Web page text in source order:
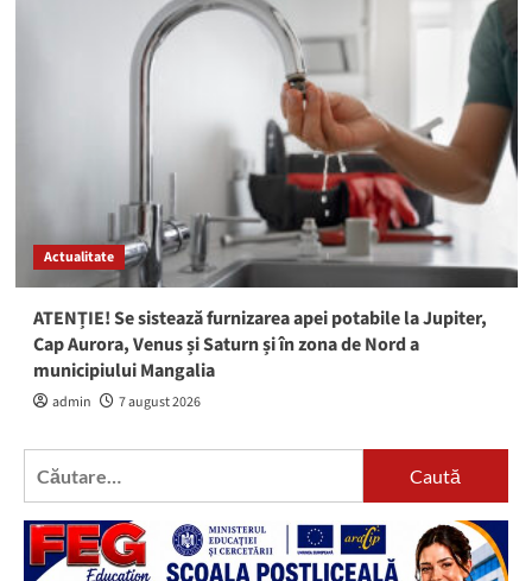
Actualitate
ATENȚIE! Se sistează furnizarea apei potabile la Jupiter,
Cap Aurora, Venus și Saturn și în zona de Nord a
municipiului Mangalia
admin 7 august 2026
Caută